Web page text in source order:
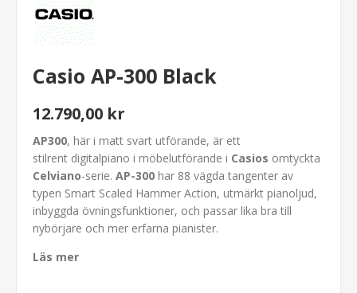
Casio AP-300 Black
12.790,00 kr
AP300, här i matt svart utförande, är ett
stilrent digitalpiano i möbelutförande i Casios omtyckta
Celviano-serie. AP-300 har 88 vägda tangenter av
typen Smart Scaled Hammer Action, utmärkt pianoljud,
inbyggda övningsfunktioner, och passar lika bra till
nybörjare och mer erfarna pianister.
Läs mer